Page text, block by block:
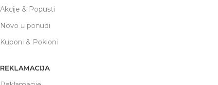
Akcije & Popusti
Novo u ponudi
Kuponi & Pokloni
REKLAMACIJA